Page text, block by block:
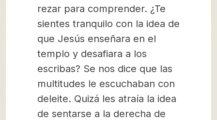
rezar para comprender. ¿Te
sientes tranquilo con la idea de
que Jesús enseñara en el
templo y desafiara a los
escribas? Se nos dice que las
multitudes le escuchaban con
deleite. Quizá les atraía la idea
de sentarse a la derecha de